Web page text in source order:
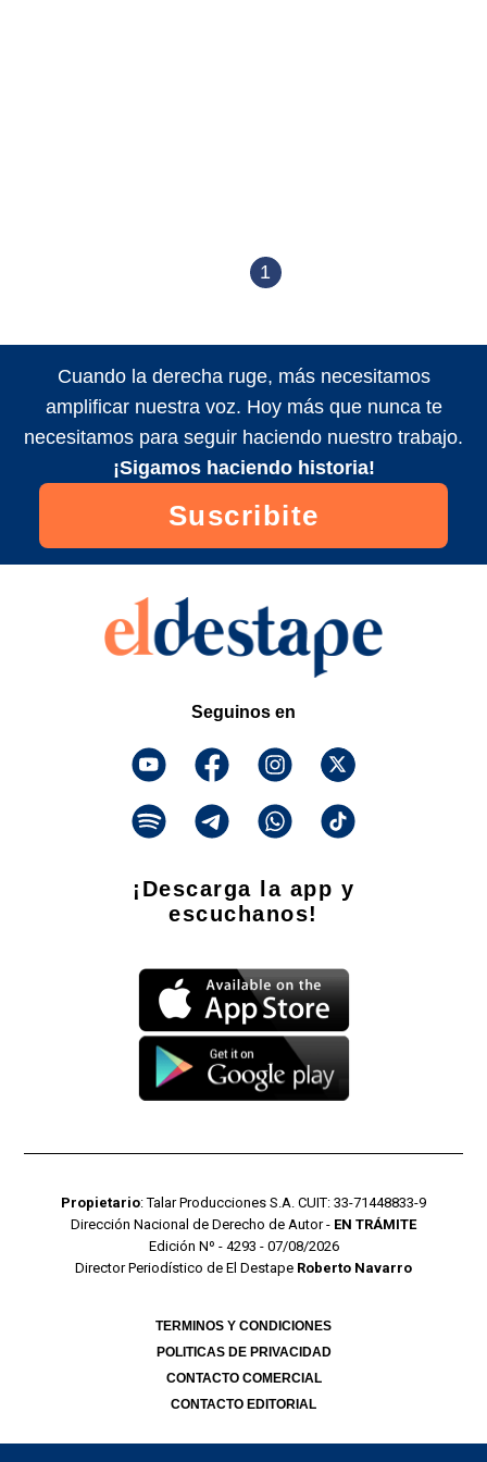
1
Cuando la derecha ruge, más necesitamos
amplificar nuestra voz. Hoy más que nunca te
necesitamos para seguir haciendo nuestro trabajo.
¡Sigamos haciendo historia!
Suscribite
Seguinos en
¡Descarga la app y
escuchanos!
Propietario: Talar Producciones S.A. CUIT: 33-71448833-9
Dirección Nacional de Derecho de Autor - EN TRÁMITE
Edición Nº - 4293 - 07/08/2026
Director Periodístico de El Destape Roberto Navarro
TERMINOS Y CONDICIONES
POLITICAS DE PRIVACIDAD
CONTACTO COMERCIAL
CONTACTO EDITORIAL